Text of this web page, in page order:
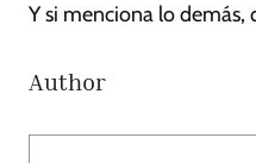
Y si menciona lo demás,
Author